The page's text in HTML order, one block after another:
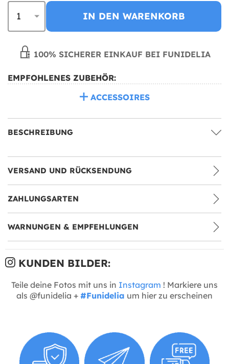
IN DEN WARENKORB
100% SICHERER EINKAUF BEI FUNIDELIA
EMPFOHLENES ZUBEHÖR:
ACCESSOIRES
BESCHREIBUNG
VERSAND UND RÜCKSENDUNG
ZAHLUNGSARTEN
WARNUNGEN & EMPFEHLUNGEN
KUNDEN BILDER:
Teile deine Fotos mit uns in Instagram ! Markiere uns
als @funidelia + #Funidelia um hier zu erscheinen